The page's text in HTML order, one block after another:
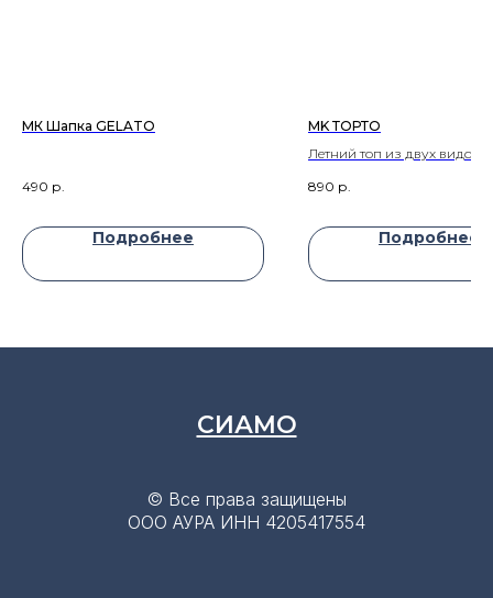
МК Шапка GELATO
490 р.
Подробнее
MK ТОРТО
Летний топ из двух видов
890 р.
Подробнее
СИАМО
© Все права защищены
OOO АУРА ИНН 4205417554